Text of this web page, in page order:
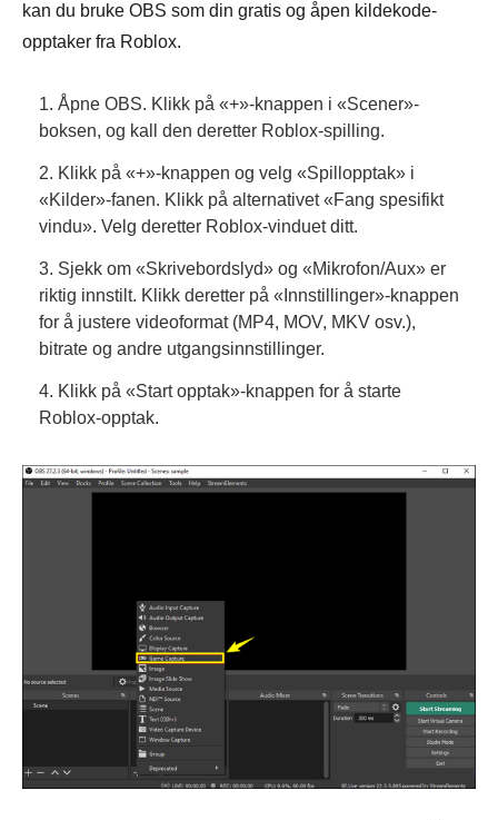
kan du bruke OBS som din gratis og åpen kildekode-
opptaker fra Roblox.
1. Åpne OBS. Klikk på «+»-knappen i «Scener»-
boksen, og kall den deretter Roblox-spilling.
2. Klikk på «+»-knappen og velg «Spillopptak» i
«Kilder»-fanen. Klikk på alternativet «Fang spesifikt
vindu». Velg deretter Roblox-vinduet ditt.
3. Sjekk om «Skrivebordslyd» og «Mikrofon/Aux» er
riktig innstilt. Klikk deretter på «Innstillinger»-knappen
for å justere videoformat (MP4, MOV, MKV osv.),
bitrate og andre utgangsinnstillinger.
4. Klikk på «Start opptak»-knappen for å starte
Roblox-opptak.